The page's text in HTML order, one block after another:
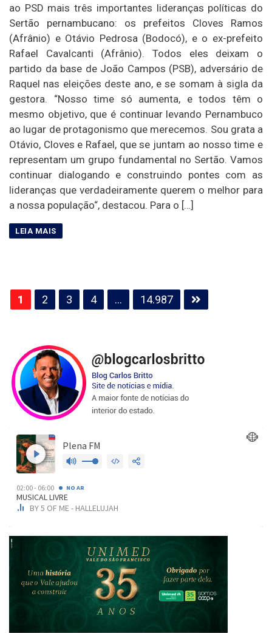
ao PSD mais três importantes lideranças políticas do
Sertão pernambucano: os prefeitos Cloves Ramos
(Afrânio) e Otávio Pedrosa (Bodocó), e o ex-prefeito
Rafael Cavalcanti (Afrânio). Todos eles deixam o
partido da base de João Campos (PSB), adversário de
Raquel nas eleições deste ano, e se somam à sigla da
gestora. “Nosso time só aumenta, e todos têm o
mesmo objetivo, que é continuar levando Pernambuco
ao lugar de protagonismo que merecemos. Sou grata a
Otávio, Cloves e Rafael, que se juntam ao nosso time e
representam um grupo fundamental no Sertão. Vamos
continuar dialogando e construindo pontes com as
lideranças que verdadeiramente querem o melhor para
a nossa população“, destacou. Para o […]
Paginação
de
1 2 3 4 … 14.987